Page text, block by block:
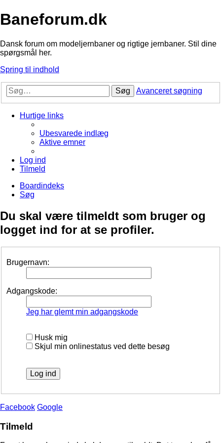
Baneforum.dk
Dansk forum om modeljernbaner og rigtige jernbaner. Stil dine
spørgsmål her.
Spring til indhold
Søg Avanceret søgning
Hurtige links
Ubesvarede indlæg
Aktive emner
Log ind
Tilmeld
Boardindeks
Søg
Du skal være tilmeldt som bruger og
logget ind for at se profiler.
Brugernavn:
Adgangskode:
Jeg har glemt min adgangskode
Husk mig
Skjul min onlinestatus ved dette besøg
Facebook Google
Tilmeld